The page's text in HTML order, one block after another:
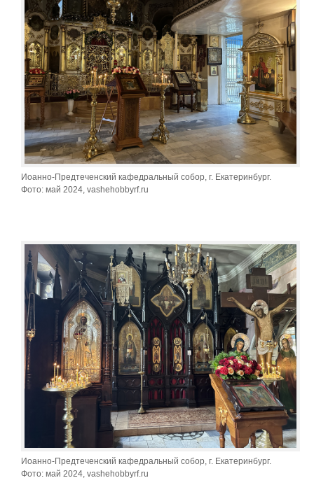
Иоанно-Предтеченский кафедральный собор, г. Екатеринбург.
Фото: май 2024, vashehobbyrf.ru
Иоанно-Предтеченский кафедральный собор, г. Екатеринбург.
Фото: май 2024, vashehobbyrf.ru